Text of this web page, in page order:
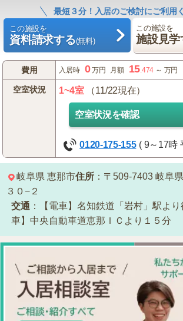
最短３分！入居のご検討にご利用
この施設を
資料請求する(無料)
この施設を
施設見学
費用 入居時 0万円 月額 15.474 ～ 万円
空室状況 1~4室（11/22現在）
空室状況を確認
0120-175-155 ( 9～17時
岐阜県 恵那市住所 ：〒509-7403 岐阜
３０−２
交通 ：【電車】名知鉄道「岩村」駅よ
車】中央自動車道恵那ＩＣより１５分